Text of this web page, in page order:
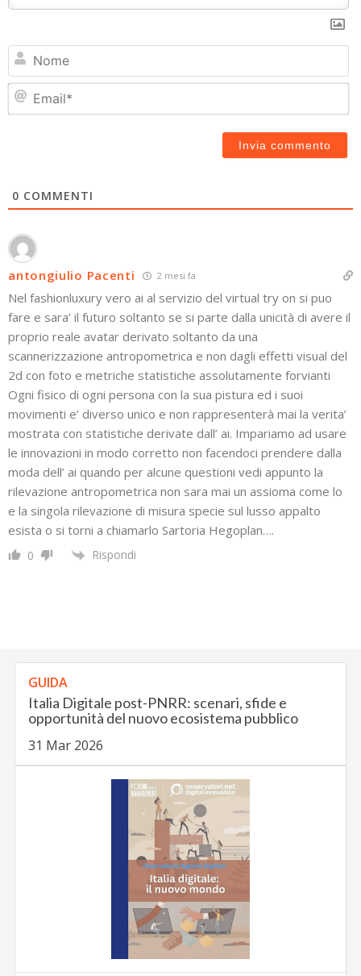
0 COMMENTI
antongiulio Pacenti 2 mesi fa
Nel fashionluxury vero ai al servizio del virtual try on si puo
fare e sara’ il futuro soltanto se si parte dalla unicità di avere il
proprio reale avatar derivato soltanto da una
scannerizzazione antropometrica e non dagli effetti visual del
2d con foto e metriche statistiche assolutamente forvianti
Ogni fisico di ogni persona con la sua pistura ed i suoi
movimenti e’ diverso unico e non rappresenterà mai la verita’
mostrata con statistiche derivate dall’ ai. Impariamo ad usare
le innovazioni in modo corretto non facendoci prendere dalla
moda dell’ ai quando per alcune questioni vedi appunto la
rilevazione antropometrica non sara mai un assioma come lo
e la singola rilevazione di misura specie sul lusso appalto
esista o si torni a chiamarlo Sartoria Hegoplan….
0 Rispondi
GUIDA
Italia Digitale post-PNRR: scenari, sfide e
opportunità del nuovo ecosistema pubblico
31 Mar 2026